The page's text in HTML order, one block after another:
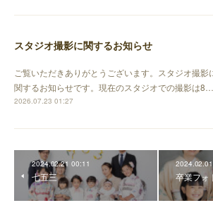
スタジオ撮影に関するお知らせ
ご覧いただきありがとうございます。スタジオ撮影
関するお知らせです。現在のスタジオでの撮影は8…
2026.07.23 01:27
2024.02.21 00:11
七五三 卒業フォ